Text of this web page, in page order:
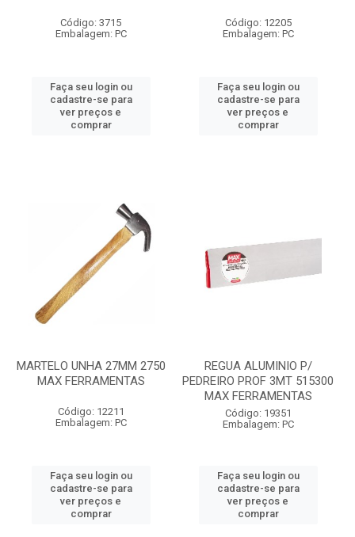
Código: 3715
Embalagem: PC
Faça seu login ou
cadastre-se para
ver preços e
comprar
Código: 12205
Embalagem: PC
Faça seu login ou
cadastre-se para
ver preços e
comprar
MARTELO UNHA 27MM 2750
MAX FERRAMENTAS
Código: 12211
Embalagem: PC
Faça seu login ou
cadastre-se para
ver preços e
comprar
REGUA ALUMINIO P/
PEDREIRO PROF 3MT 515300
MAX FERRAMENTAS
Código: 19351
Embalagem: PC
Faça seu login ou
cadastre-se para
ver preços e
comprar